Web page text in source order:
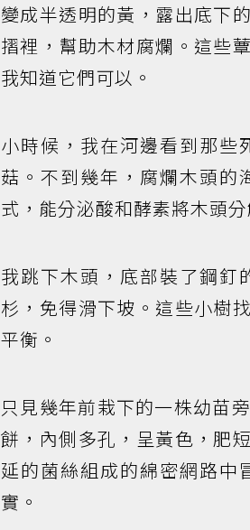
變成半透明的黃，露出底下
摺裡，幫助木材腐爛。這些
我知道它們可以。
小時候，我在河邊看到那
菇。不到幾年，腐爛木頭
式，能分泌酸和酵素將木頭
我跳下木頭，底部裝了鋼
杉，免得滑下坡。這些小樹
平衡。
只見幾年前栽下的一株幼苗
餅，內側多孔，呈黃色，肥
延的菌絲組成的綿密網路
實。